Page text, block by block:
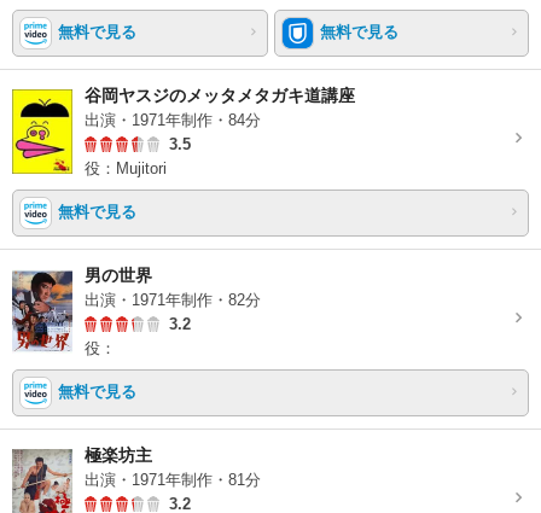
無料で見る 無料で見る
谷岡ヤスジのメッタメタガキ道講座
出演・1971年制作・84分
3.5
役：Mujitori
無料で見る
男の世界
出演・1971年制作・82分
3.2
役：
無料で見る
極楽坊主
出演・1971年制作・81分
3.2